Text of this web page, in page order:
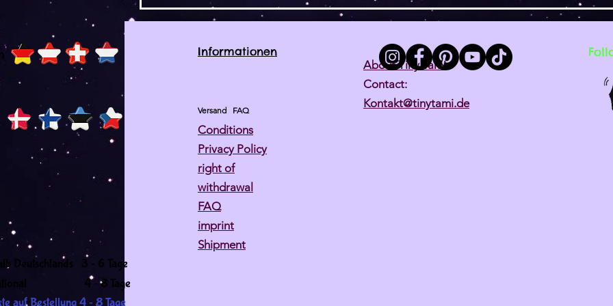
Deutschlands 3 - 6 Tage
4- 8 Tage
Informationen
Versand FAQ
Conditions
Privacy Policy
right of
withdrawal
FAQ
imprint
Shipment
auf Bestellung 4 - 8 Tage
About Tiny Tami
Contact:
Kontakt@tinytami.de